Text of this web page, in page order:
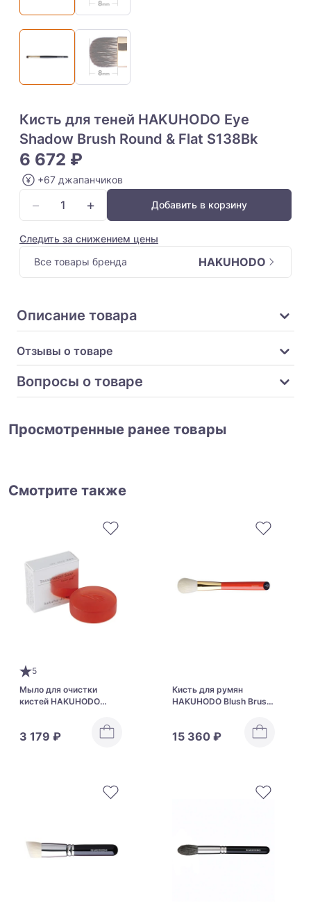
Кисть для теней HAKUHODO Eye
Shadow Brush Round & Flat S138Bk
6 672 ₽
+67 джапанчиков
− + Добавить в корзину
Следить за снижением цены
Все товары бренда
HAKUHODO
Описание товара
Отзывы о товаре
Вопросы о товаре
Просмотренные ранее товары
Смотрите также
5
Мыло для очистки
кистей HAKUHODO
3 179 ₽
Кисть для румян
HAKUHODO Blush Brush
15 360 ₽